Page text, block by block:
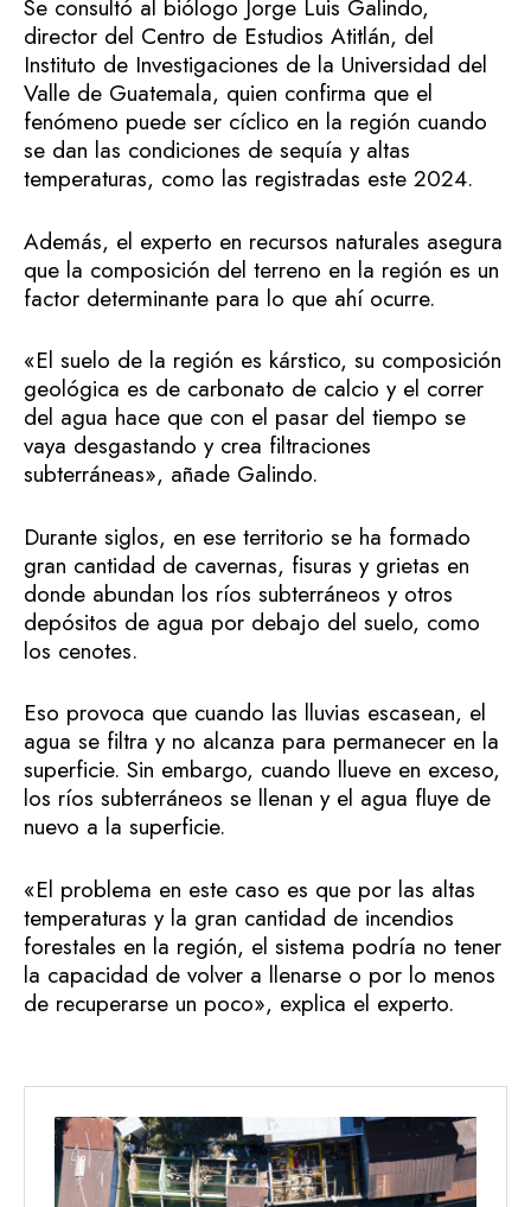
Se consultó al biólogo Jorge Luis Galindo,
director del Centro de Estudios Atitlán, del
Instituto de Investigaciones de la Universidad del
Valle de Guatemala, quien confirma que el
fenómeno puede ser cíclico en la región cuando
se dan las condiciones de sequía y altas
temperaturas, como las registradas este 2024.
Además, el experto en recursos naturales asegura
que la composición del terreno en la región es un
factor determinante para lo que ahí ocurre.
«El suelo de la región es kárstico, su composición
geológica es de carbonato de calcio y el correr
del agua hace que con el pasar del tiempo se
vaya desgastando y crea filtraciones
subterráneas», añade Galindo.
Durante siglos, en ese territorio se ha formado
gran cantidad de cavernas, fisuras y grietas en
donde abundan los ríos subterráneos y otros
depósitos de agua por debajo del suelo, como
los cenotes.
Eso provoca que cuando las lluvias escasean, el
agua se filtra y no alcanza para permanecer en la
superficie. Sin embargo, cuando llueve en exceso,
los ríos subterráneos se llenan y el agua fluye de
nuevo a la superficie.
«El problema en este caso es que por las altas
temperaturas y la gran cantidad de incendios
forestales en la región, el sistema podría no tener
la capacidad de volver a llenarse o por lo menos
de recuperarse un poco», explica el experto.